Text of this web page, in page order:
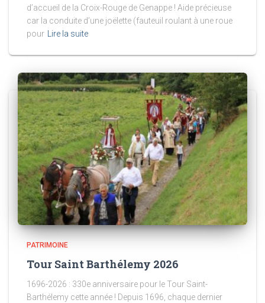
d’accueil de la Croix-Rouge de Genappe ! Aide précieuse
car la conduite d’une joëlette (fauteuil roulant à une roue
pour
Lire la suite
PATRIMOINE
Tour Saint Barthélemy 2026
1696-2026 : 330e anniversaire pour le Tour Saint-
Barthélemy cette année ! Depuis 1696, chaque dernier